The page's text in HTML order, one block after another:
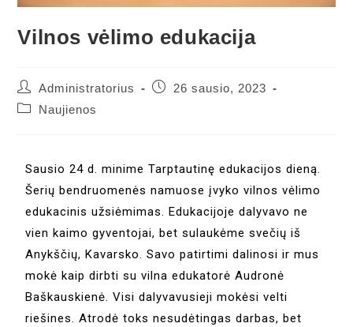
Vilnos vėlimo edukacija
Administratorius
26 sausio, 2023
Naujienos
Sausio 24 d. minime Tarptautinę edukacijos dieną.
Šerių bendruomenės namuose įvyko vilnos vėlimo
edukacinis užsiėmimas. Edukacijoje dalyvavo ne
vien kaimo gyventojai, bet sulaukėme svečių iš
Anykščių, Kavarsko. Savo patirtimi dalinosi ir mus
mokė kaip dirbti su vilna edukatorė Audronė
Baškauskienė. Visi dalyvavusieji mokėsi velti
riešines. Atrodė toks nesudėtingas darbas, bet